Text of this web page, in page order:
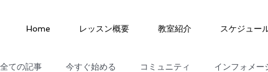
Home レッスン概要 教室紹介 スケジュー
全ての記事 今すぐ始める コミュニティ インフォメー